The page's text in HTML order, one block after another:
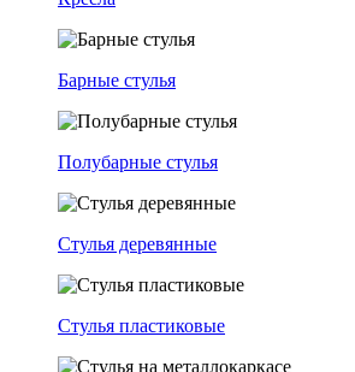
Барные стулья
Полубарные стулья
Стулья деревянные
Стулья пластиковые